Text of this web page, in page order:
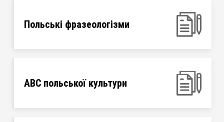
Польські фразеологізми
ABC польської культури